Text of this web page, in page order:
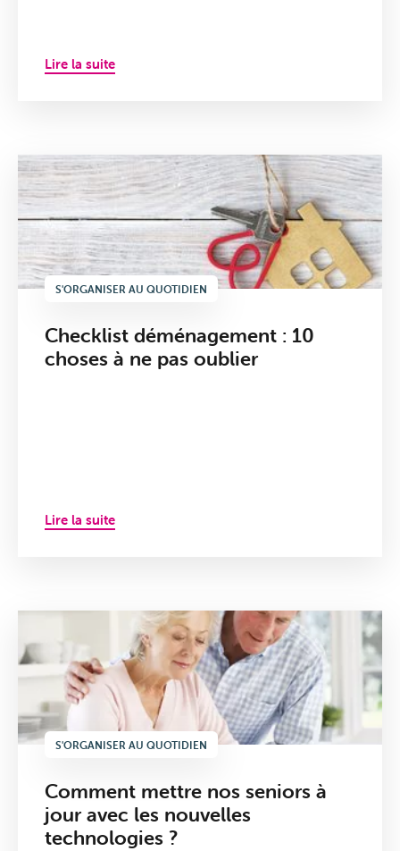
Lire la suite
S'ORGANISER AU QUOTIDIEN
Checklist déménagement : 10
choses à ne pas oublier
Lire la suite
S'ORGANISER AU QUOTIDIEN
Comment mettre nos seniors à
jour avec les nouvelles
technologies ?